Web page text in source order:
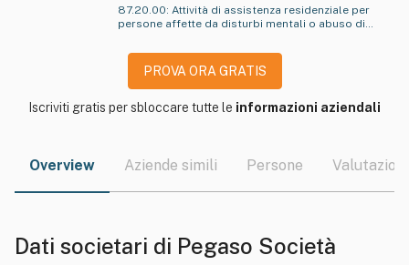
87.20.00: Attività di assistenza residenziale per
persone affette da disturbi mentali o abuso di
PROVA ORA GRATIS
Iscriviti gratis per sbloccare tutte le informazioni aziendali
Overview Aziende simili Persone Valutazioni
Dati societari di Pegaso Società